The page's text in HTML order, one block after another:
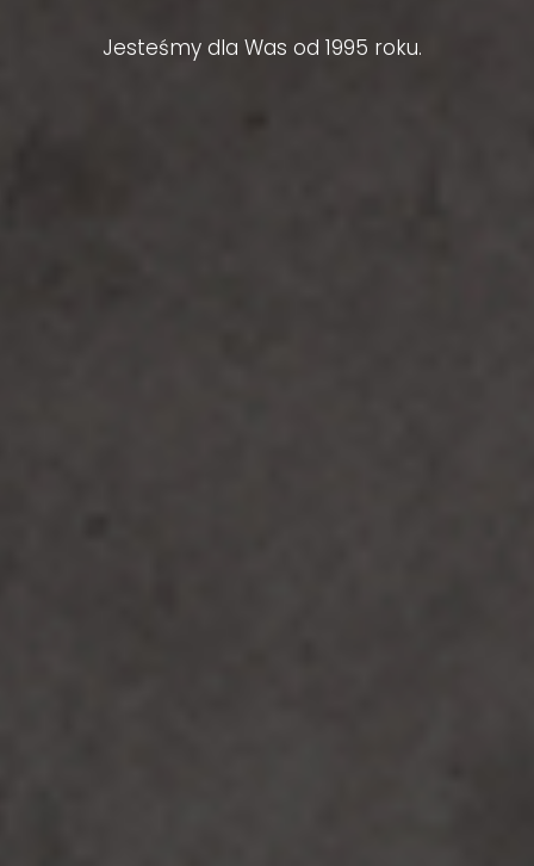
Jesteśmy dla Was od 1995 roku.